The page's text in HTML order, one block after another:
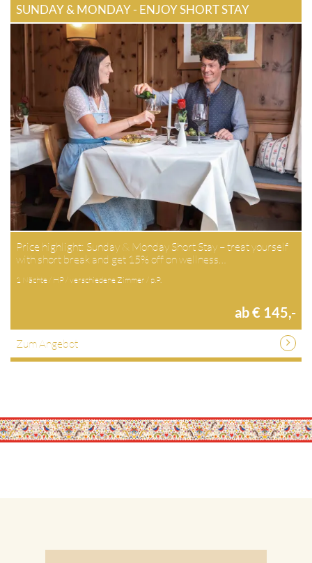
SUNDAY & MONDAY - ENJOY SHORT STAY
Price highlight: Sunday & Monday Short Stay – treat yourself
with short break and get 15% off on wellness…
1 Nächte / HP / verschiedene Zimmer / p.P.
ab € 145,-
Zum Angebot